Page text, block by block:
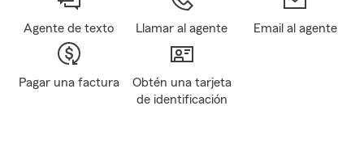
Agente de texto Llamar al agente Email al agente
Pagar una factura
Obtén una tarjeta
de identificación